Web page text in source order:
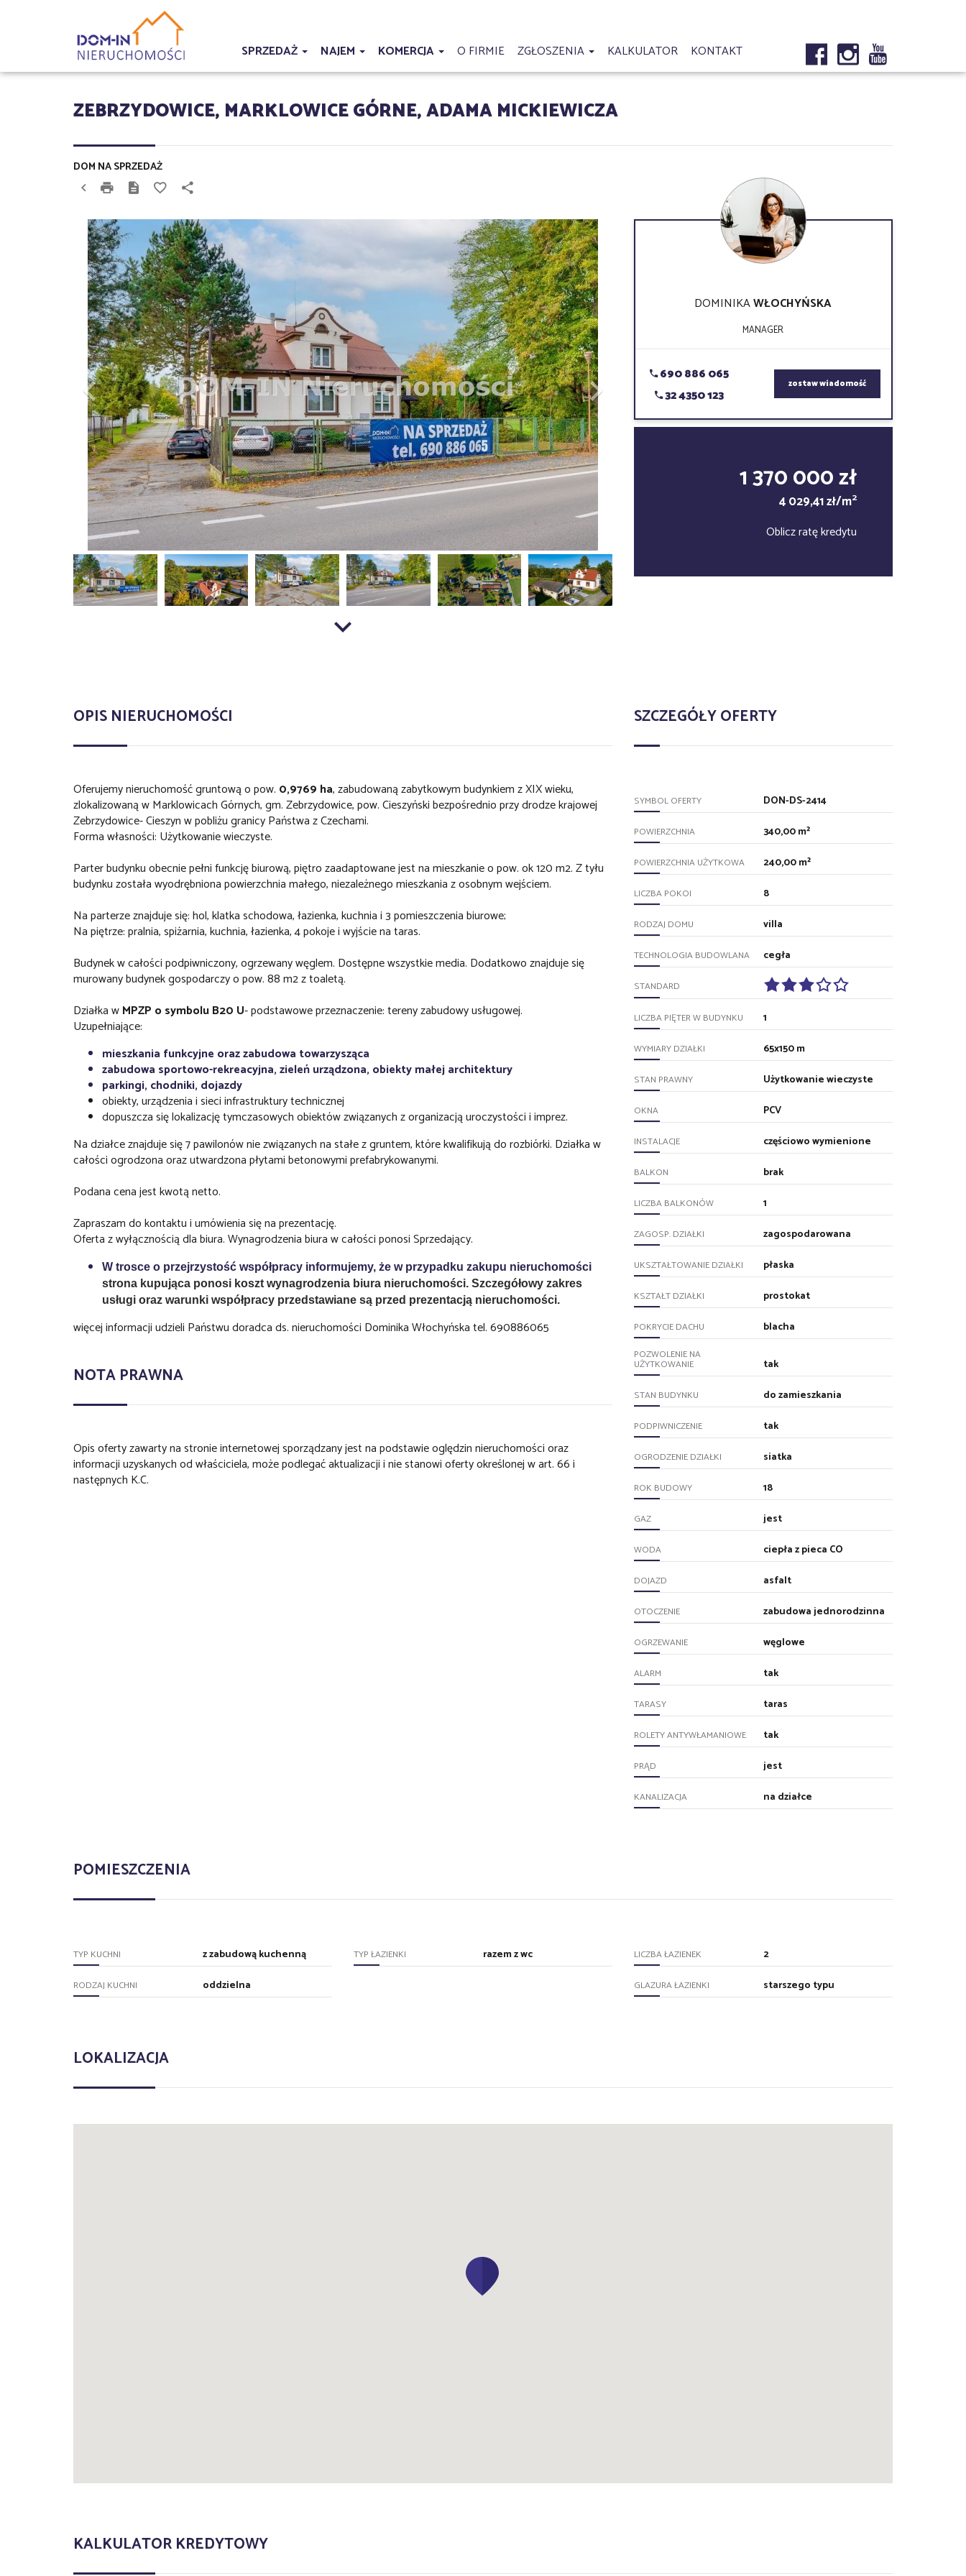
SPRZEDAŻ NAJEM KOMERCJA O FIRMIE ZGŁOSZENIA KALKULATOR KONTAKT
ZEBRZYDOWICE, MARKLOWICE GÓRNE, ADAMA MICKIEWICZA
DOM NA SPRZEDAŻ
DOMINIKAWŁOCHYŃSKA
MANAGER
690 886 065
32 4350 123
zostaw wiadomość
1 370 000 zł
4 029,41 zł/m2
Oblicz ratę kredytu
OPIS NIERUCHOMOŚCI
Oferujemy nieruchomość gruntową o pow. 0,9769 ha, zabudowaną zabytkowym budynkiem z XIX wieku,
zlokalizowaną w Marklowicach Górnych, gm. Zebrzydowice, pow. Cieszyński bezpośrednio przy drodze krajowej
Zebrzydowice- Cieszyn w pobliżu granicy Państwa z Czechami.
Forma własności: Użytkowanie wieczyste.
Parter budynku obecnie pełni funkcję biurową, piętro zaadaptowane jest na mieszkanie o pow. ok 120 m2. Z tyłu
budynku została wyodrębniona powierzchnia małego, niezależnego mieszkania z osobnym wejściem.
Na parterze znajduje się: hol, klatka schodowa, łazienka, kuchnia i 3 pomieszczenia biurowe;
Na piętrze: pralnia, spiżarnia, kuchnia, łazienka, 4 pokoje i wyjście na taras.
Budynek w całości podpiwniczony, ogrzewany węglem. Dostępne wszystkie media. Dodatkowo znajduje się
murowany budynek gospodarczy o pow. 88 m2 z toaletą.
Działka wMPZP o symbolu B20 U- podstawowe przeznaczenie: tereny zabudowy usługowej.
Uzupełniające:
mieszkania funkcyjne oraz zabudowa towarzysząca
zabudowa sportowo-rekreacyjna, zieleń urządzona, obiekty małej architektury
parkingi, chodniki, dojazdy
obiekty, urządzenia i sieci infrastruktury technicznej
dopuszcza się lokalizację tymczasowych obiektów związanych z organizacją uroczystości i imprez.
Na działce znajduje się 7 pawilonów nie związanych na stałe z gruntem, które kwalifikują do rozbiórki. Działka w
całości ogrodzona oraz utwardzona płytami betonowymi prefabrykowanymi.
Podana cena jest kwotą netto.
Zapraszam do kontaktu i umówienia się na prezentację.
Oferta z wyłącznością dla biura. Wynagrodzenia biura w całości ponosi Sprzedający.
W trosce o przejrzystość współpracy informujemy, że w przypadku zakupu nieruchomości
strona kupująca ponosi koszt wynagrodzenia biura nieruchomości. Szczegółowy zakres
usługi oraz warunki współpracy przedstawiane są przed prezentacją nieruchomości.
więcej informacji udzieli Państwu doradca ds. nieruchomości Dominika Włochyńska tel. 690886065
NOTA PRAWNA
Opis oferty zawarty na stronie internetowej sporządzany jest na podstawie oględzin nieruchomości oraz
informacji uzyskanych od właściciela, może podlegać aktualizacji i nie stanowi oferty określonej w art. 66 i
następnych K.C.
SZCZEGÓŁY OFERTY
SYMBOL OFERTY DON-DS-2414
POWIERZCHNIA 340,00 m²
POWIERZCHNIA UŻYTKOWA 240,00 m²
LICZBA POKOI 8
RODZAJ DOMU villa
TECHNOLOGIA BUDOWLANA cegła
STANDARD
LICZBA PIĘTER W BUDYNKU 1
WYMIARY DZIAŁKI 65x150 m
STAN PRAWNY Użytkowanie wieczyste
OKNA PCV
INSTALACJE częściowo wymienione
BALKON brak
LICZBA BALKONÓW 1
ZAGOSP. DZIAŁKI zagospodarowana
UKSZTAŁTOWANIE DZIAŁKI płaska
KSZTAŁT DZIAŁKI prostokat
POKRYCIE DACHU blacha
POZWOLENIE NA
UŻYTKOWANIE tak
STAN BUDYNKU do zamieszkania
PODPIWNICZENIE tak
OGRODZENIE DZIAŁKI siatka
ROK BUDOWY 18
GAZ jest
WODA ciepła z pieca CO
DOJAZD asfalt
OTOCZENIE zabudowa jednorodzinna
OGRZEWANIE węglowe
ALARM tak
TARASY taras
ROLETY ANTYWŁAMANIOWE tak
PRĄD jest
KANALIZACJA na działce
POMIESZCZENIA
TYP KUCHNI z zabudową kuchenną
RODZAJ KUCHNI oddzielna
TYP ŁAZIENKI razem z wc LICZBA ŁAZIENEK 2
GLAZURA ŁAZIENKI starszego typu
LOKALIZACJA
KALKULATOR KREDYTOWY